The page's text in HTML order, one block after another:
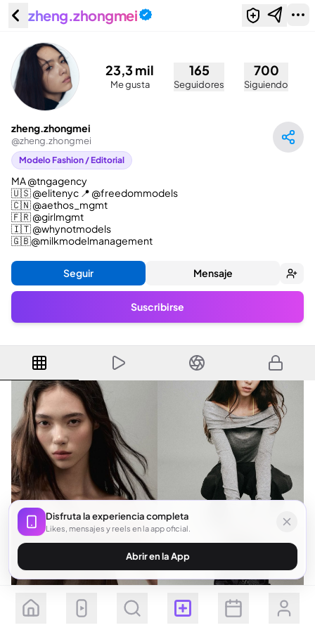
zheng.zhongmei
zheng.zhongmei
23,3 mil
Me gusta
165
Seguidores
700
Siguiendo
zheng.zhongmei
@zheng.zhongmei
Modelo Fashion / Editorial
MA @tngagency
🇺🇸 @elitenyc 📍 @freedommodels
🇨🇳 @aethos_mgmt
🇫🇷 @girlmgmt
🇮🇹 @whynotmodels
🇬🇧@milkmodelmanagement
Seguir Mensaje
Suscribirse
Seguir Suscribirse
Disfruta la experiencia completa
Likes, mensajes y reels en la app oficial.
Abrir en la App